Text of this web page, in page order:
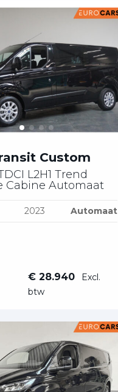
Custom
L2H1 Trend
Cabine Automaat
2023 Automaat
€ 28.940
Excl.
btw